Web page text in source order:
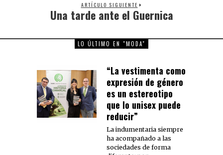
ARTÍCULO SIGUIENTE
Next
Una tarde ante el Guernica
LO ÚLTIMO EN "MODA"
“La vestimenta como
expresión de género
es un estereotipo
que lo unisex puede
reducir”
La indumentaria siempre
ha acompañado a las
sociedades de forma